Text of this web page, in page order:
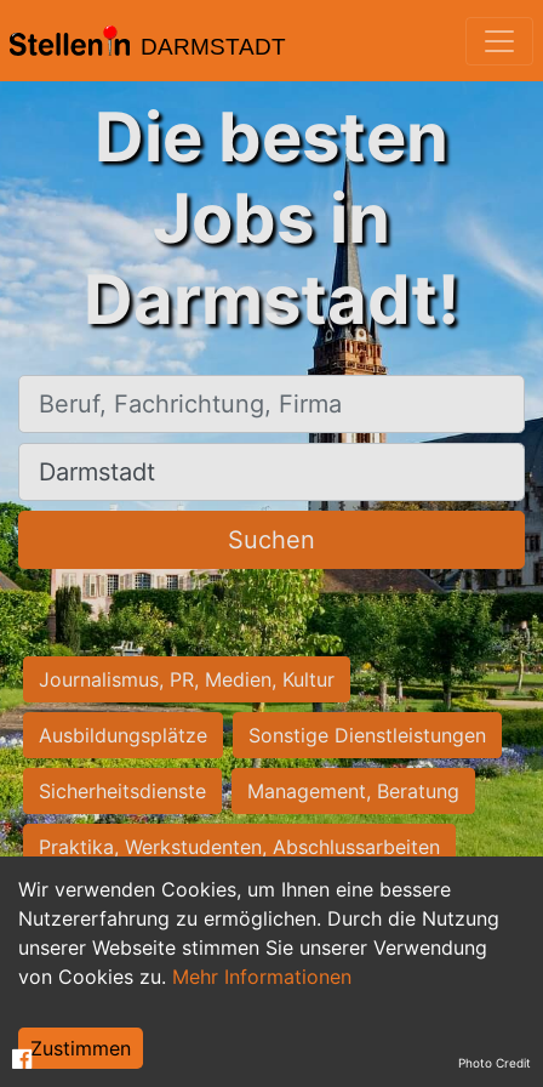
DARMSTADT
Wir verwenden Cookies, um Ihnen eine bessere
Nutzererfahrung zu ermöglichen. Durch die Nutzung
unserer Webseite stimmen Sie unserer Verwendung
von Cookies zu. Mehr Informationen
Zustimmen
Die besten
Jobs in
Darmstadt!
Beruf, Fachrichtung, Firma
Ort, Stadt
Suchen
Journalismus, PR, Medien, Kultur
Ausbildungsplätze Sonstige Dienstleistungen
Sicherheitsdienste Management, Beratung
Praktika, Werkstudenten, Abschlussarbeiten
Personalwesen Assistenz, Sekretariat
Hilfskräfte, Aushilfs- und Nebenjobs
Weiterbildung, Studium, duale Ausbildung Photo Credit